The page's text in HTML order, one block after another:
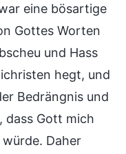
eine bösartige
Gottes Worten
und Hass
hegt, und
Bedrängnis und
dass Gott mich
Daher